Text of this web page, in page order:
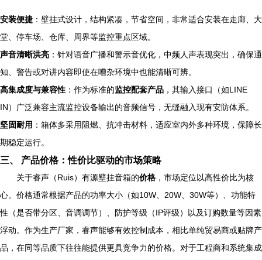
安装便捷 ：壁挂式设计，结构紧凑，节省空间，非常适合安装在走廊、大
堂、停车场、仓库、周界等监控重点区域。
声音清晰洪亮 ：针对语音广播和警示音优化，中频人声表现突出，确保通
知、警告或对讲内容即使在嘈杂环境中也能清晰可辨。
高集成度与兼容性 ：作为标准的监控配套产品 ，其输入接口（如LINE
IN）广泛兼容主流监控设备输出的音频信号，无缝融入现有安防体系。
坚固耐用 ：箱体多采用阻燃、抗冲击材料，适应室内外多种环境，保障长
期稳定运行。
三、 产品价格：性价比驱动的市场策略
关于睿声（Ruis）有源壁挂音箱的价格 ，市场定位以高性价比为核
心。价格通常根据产品的功率大小（如10W、20W、30W等）、功能特
性（是否带分区、音调调节）、防护等级（IP评级）以及订购数量等因素
浮动。作为生产厂家，睿声能够有效控制成本，相比单纯贸易商或贴牌产
品，在同等品质下往往能提供更具竞争力的价格。对于工程商和系统集成